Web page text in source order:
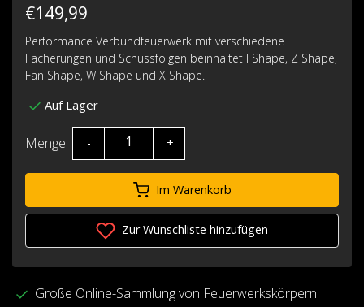
€149,99
Performance Verbundfeuerwerk mit verschiedene
Fächerungen und Schussfolgen beinhaltet I Shape, Z Shape,
Fan Shape, W Shape und X Shape.
Auf Lager
Menge - +
Im Warenkorb
Zur Wunschliste hinzufügen
Große Online-Sammlung von Feuerwerkskörpern